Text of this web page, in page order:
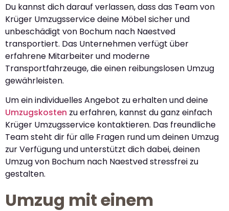
Du kannst dich darauf verlassen, dass das Team von
Krüger Umzugsservice deine Möbel sicher und
unbeschädigt von Bochum nach Naestved
transportiert. Das Unternehmen verfügt über
erfahrene Mitarbeiter und moderne
Transportfahrzeuge, die einen reibungslosen Umzug
gewährleisten.
Um ein individuelles Angebot zu erhalten und deine
Umzugskosten zu erfahren, kannst du ganz einfach
Krüger Umzugsservice kontaktieren. Das freundliche
Team steht dir für alle Fragen rund um deinen Umzug
zur Verfügung und unterstützt dich dabei, deinen
Umzug von Bochum nach Naestved stressfrei zu
gestalten.
Umzug mit einem